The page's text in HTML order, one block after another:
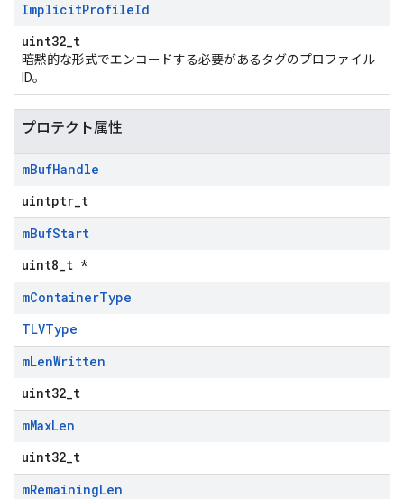
ImplicitProfileId
uint32_t
暗黙的な形式でエンコードする必要があるタグのプロファイル
ID。
プロテクト属性
mBufHandle
uintptr_t
mBufStart
uint8_t *
mContainerType
TLVType
mLenWritten
uint32_t
mMaxLen
uint32_t
mRemainingLen